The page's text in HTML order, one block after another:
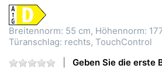
Breitennorm: 55 cm, Höhennorm:
Türanschlag: rechts, TouchControl
Geben Sie die erste